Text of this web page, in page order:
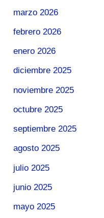
marzo 2026
febrero 2026
enero 2026
diciembre 2025
noviembre 2025
octubre 2025
septiembre 2025
agosto 2025
julio 2025
junio 2025
mayo 2025